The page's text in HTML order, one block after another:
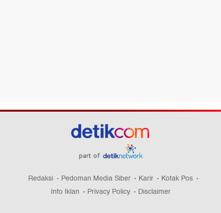
part of
Redaksi Pedoman Media Siber Karir
Kotak Pos
Info Iklan
Privacy Policy Disclaimer